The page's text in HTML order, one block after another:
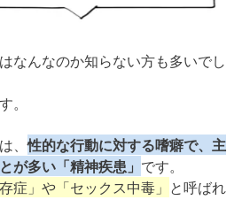
なんなのか知らない方も多いでし
。
、性的な行動に対する嗜癖で、主
が多い「精神疾患」 です。
症」や「セックス中毒」 と呼ばれ